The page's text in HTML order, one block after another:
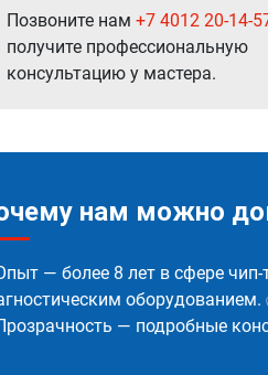
Позвоните нам +7 4012 20-14-
получите профессиональную
консультацию у мастера.
нам можно
— более 8 лет в сфере
— подробные